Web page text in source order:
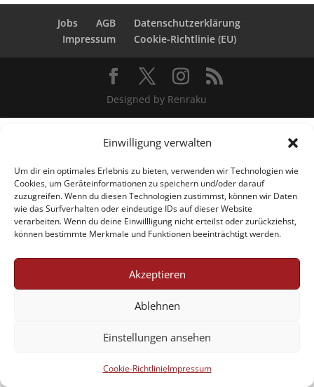
Einwilligung verwalten
Um dir ein optimales Erlebnis zu bieten, verwenden wir Technologien wie
Cookies, um Geräteinformationen zu speichern und/oder darauf
zuzugreifen. Wenn du diesen Technologien zustimmst, können wir Daten
wie das Surfverhalten oder eindeutige IDs auf dieser Website
verarbeiten. Wenn du deine Einwillligung nicht erteilst oder zurückziehst,
können bestimmte Merkmale und Funktionen beeinträchtigt werden.
Akzeptieren
Ablehnen
Einstellungen ansehen
Cookie-RichtlinieImpressum
Jobs AGB
Datenschutzerklärung
Impressum
Cookie-Richtlinie (EU)
Designed by Renraku